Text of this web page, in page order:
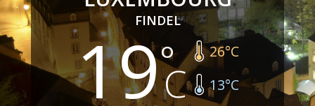
FINDEL
19 26°C
13°C